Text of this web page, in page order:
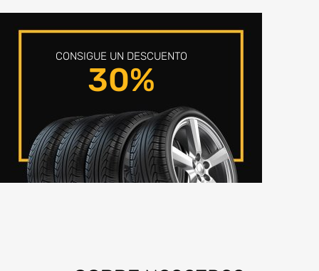
CONSIGUE UN DESCUENTO
30%